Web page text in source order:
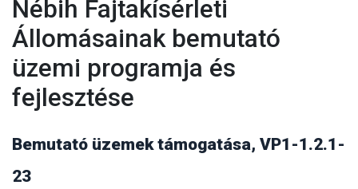
Nébih Fajtakísérleti
Állomásainak bemutató
üzemi programja és
fejlesztése
Bemutató üzemek támogatása, VP1-1.2.1-
23